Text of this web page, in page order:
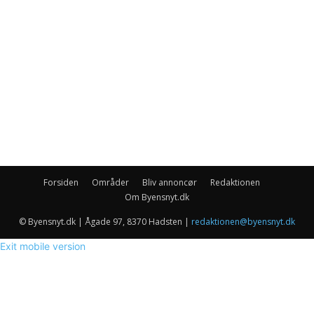
Forsiden Områder Bliv annoncør
Redaktionen
Om Byensnyt.dk
© Byensnyt.dk | Ågade 97, 8370 Hadsten | redaktionen@byensnyt.dk
Exit mobile version